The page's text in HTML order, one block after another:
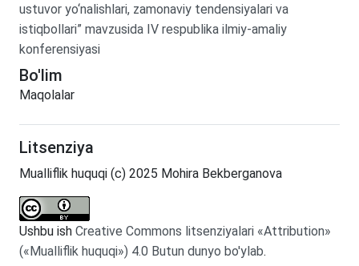
ustuvor yo‘nalishlari, zamonaviy tendensiyalari va
istiqbollari” mavzusida IV respublika ilmiy-amaliy
konferensiyasi
Bo'lim
Maqolalar
Litsenziya
Mualliflik huquqi (c) 2025 Mohira Bekberganova
Ushbu ish Creative Commons litsenziyalari «Attribution»
(«Mualliflik huquqi») 4.0 Butun dunyo bo'ylab.